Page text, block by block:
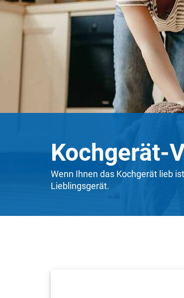
Kochgerät-
Wenn Ihnen das Kochgerät lieb
Lieblingsgerät.